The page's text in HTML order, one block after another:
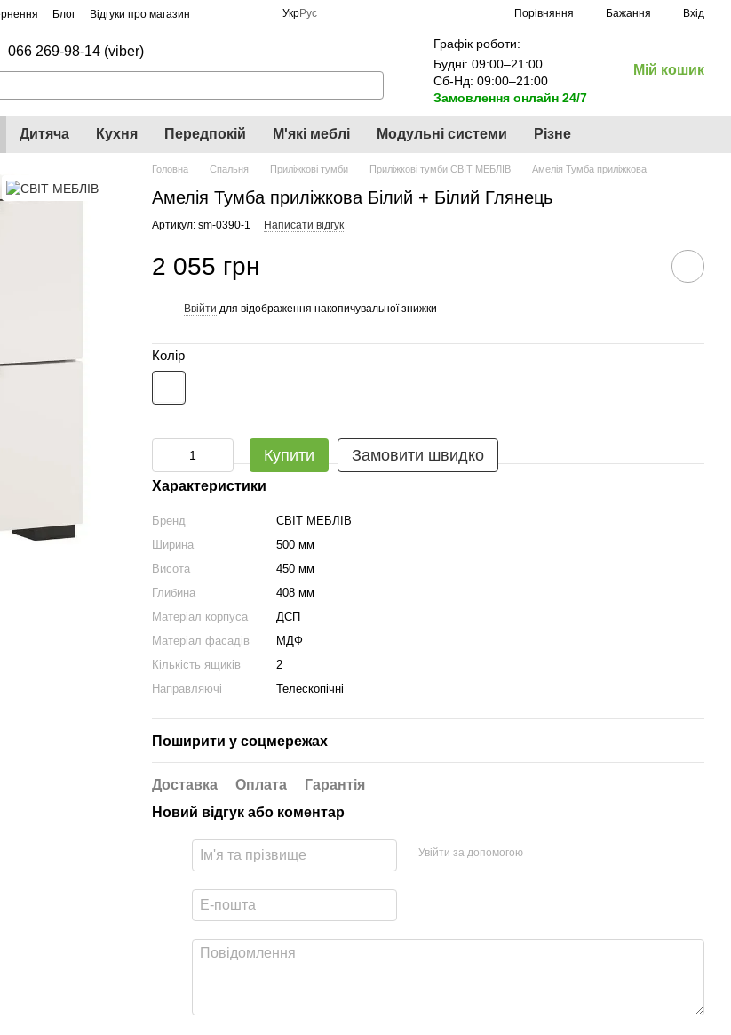
Блог Відгуки про магазин УкрРус Порівняння Бажання Вхід
066 269-98-14 (viber)
Графік роботи:
Будні: 09:00–21:00
Сб-Нд: 09:00–21:00
Замовлення онлайн 24/7
Мій кошик
Дитяча Кухня Передпокій М'які меблі Модульні системи Різне
Головна Спальня Приліжкові тумби Приліжкові тумби СВІТ МЕБЛІВ Амелія Тумба приліжкова
Амелія Тумба приліжкова Білий + Білий Глянець
Артикул: sm-0390-1 Написати відгук
2 055 грн
Ввійти для відображення накопичувальної знижки
Колір
Купити Замовити швидко
Характеристики
Бренд
СВІТ МЕБЛІВ
Ширина
500 мм
Висота
450 мм
Глибина
408 мм
Матеріал корпуса
ДСП
Матеріал фасадів
МДФ
Кількість ящиків
2
Направляючі
Телескопічні
Поширити у соцмережах
Доставка Оплата
Гарантія
Новий відгук або коментар
Увійти за допомогою